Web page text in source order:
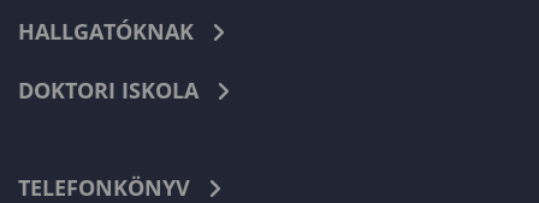
HALLGATÓKNAK
DOKTORI ISKOLA
TELEFONKÖNYV